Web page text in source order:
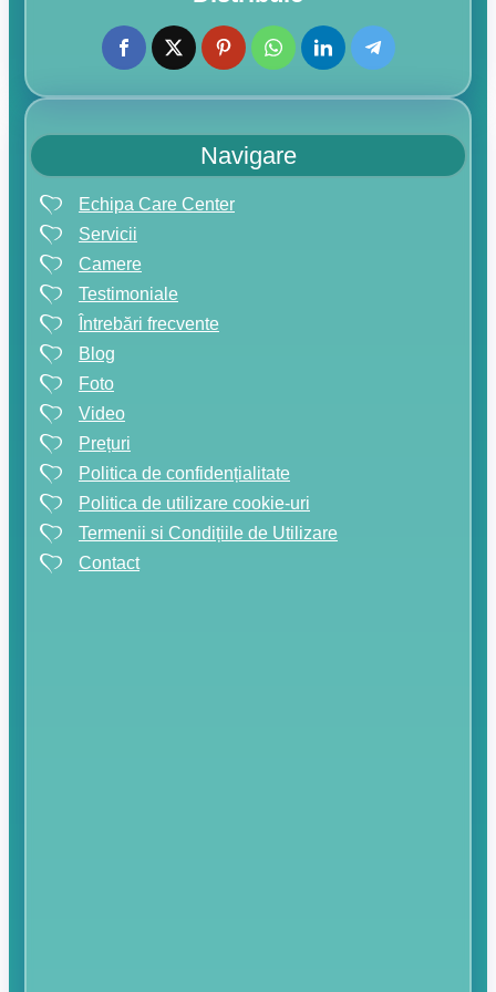
Navigare
Echipa Care Center
Servicii
Camere
Testimoniale
Întrebări frecvente
Blog
Foto
Video
Prețuri
Politica de confidențialitate
Politica de utilizare cookie-uri
Termenii si Condițiile de Utilizare
Contact